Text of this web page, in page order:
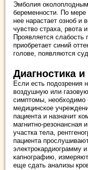
Эмболия
беременности. По мере
нее нарастает озноб и
чувство страха, рвота
Проявляется
приобретает синий
голове, появляются
Диагностика
Если есть подозрения
воздушную или
симптомы, необходимо
медицинское
пациента и назначит
магнитно-резонансная
участка тела,
пациента
электрокардиограмму
капнографию,
еще сдать анализы